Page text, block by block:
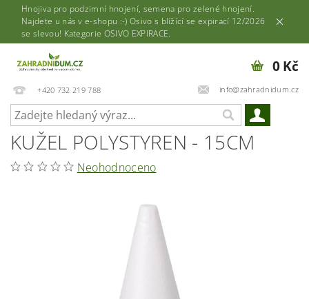
Hnojiva pro podzimní hnojení, semena pro zelené hnojení.
Najdete u nás v e-shopu :-) Osivo s blížící se expirací 12/2026
se slevou! Kategorie OSIVO EXPIRACE.
+420 732 219 788 info@zahradnidum.cz
0 Kč
KUŽEL POLYSTYREN - 15CM
Neohodnoceno